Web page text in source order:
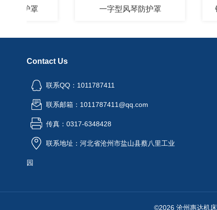
一字型风琴防护罩 铠甲
Contact Us
联系QQ：1011787411
联系邮箱：1011787411@qq.com
传真：0317-6348428
联系地址：河北省沧州市盐山县蔡八里工业
园
©2026 沧州惠达机